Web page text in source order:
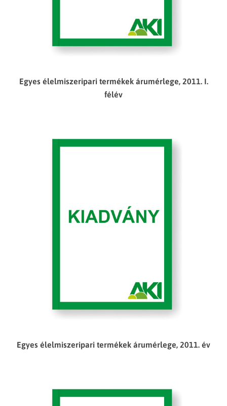
Egyes élelmiszeripari termékek árumérlege, 2011. I.
félév
Egyes élelmiszeripari termékek árumérlege, 2011. év